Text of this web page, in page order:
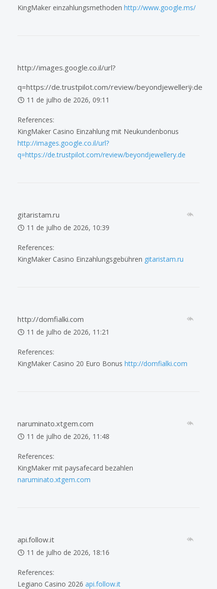
KingMaker einzahlungsmethoden http://www.google.ms/
http://images.google.co.il/url?
q=https://de.trustpilot.com/review/beyondjewellery.de
11 de julho de 2026, 09:11
References:
KingMaker Casino Einzahlung mit Neukundenbonus
http://images.google.co.il/url?
q=https://de.trustpilot.com/review/beyondjewellery.de
gitaristam.ru
11 de julho de 2026, 10:39
References:
KingMaker Casino Einzahlungsgebühren gitaristam.ru
http://domfialki.com
11 de julho de 2026, 11:21
References:
KingMaker Casino 20 Euro Bonus http://domfialki.com
naruminato.xtgem.com
11 de julho de 2026, 11:48
References:
KingMaker mit paysafecard bezahlen
naruminato.xtgem.com
api.follow.it
11 de julho de 2026, 18:16
References:
Legiano Casino 2026 api.follow.it